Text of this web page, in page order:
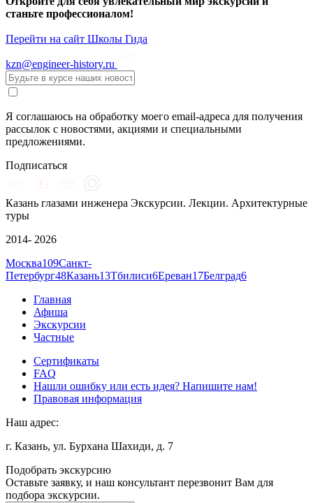
станьте профессионалом!
Перейти на сайт Школы Гида
kzn@engineer-history.ru
Я соглашаюсь на обработку моего email-адреса для получения
рассылок с новостями, акциями и специальными
предложениями.
Подписаться
Казань глазами инженера Экскурсии. Лекции. Архитектурные
туры
2014- 2026
Москва109Санкт-
Петербург48Казань13Тбилиси6Ереван17Белград6
Главная
Афиша
Экскурсии
Частные
Сертификаты
FAQ
Нашли ошибку или есть идея? Напишите нам!
Правовая информация
Наш адрес:
г. Казань, ул. Бурхана Шахиди, д. 7
Подобрать экскурсию
Оставьте заявку, и наш консультант перезвонит Вам для
подбора экскурсии.